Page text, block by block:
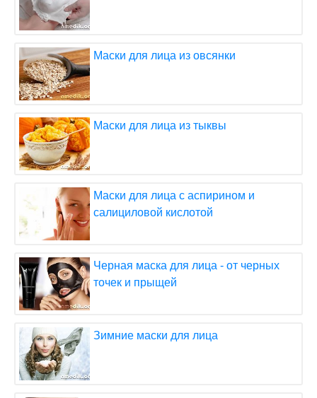
Маски для лица из овсянки
Маски для лица из тыквы
Маски для лица с аспирином и
салициловой кислотой
Черная маска для лица - от черных
точек и прыщей
Зимние маски для лица